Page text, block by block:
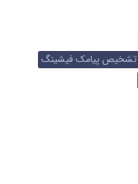
تشخیص پیامک فیشینگ